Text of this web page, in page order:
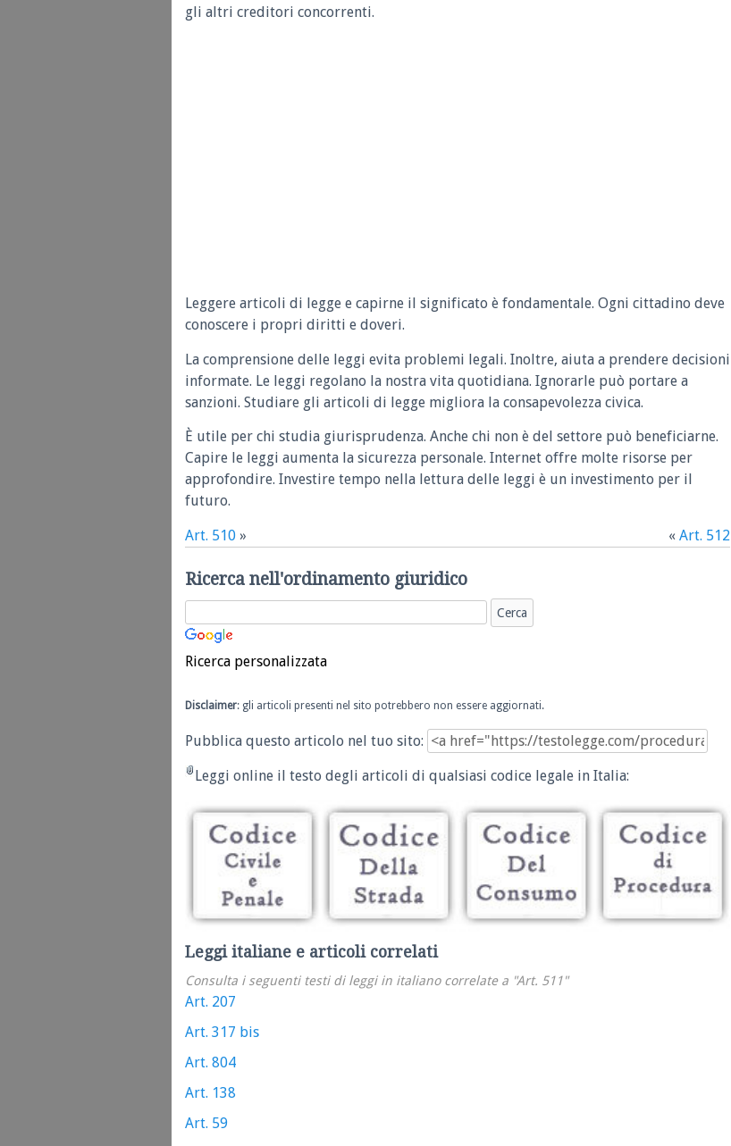
gli altri creditori concorrenti.
Leggere articoli di legge e capirne il significato è fondamentale. Ogni cittadino deve
conoscere i propri diritti e doveri.
La comprensione delle leggi evita problemi legali. Inoltre, aiuta a prendere decisioni
informate. Le leggi regolano la nostra vita quotidiana. Ignorarle può portare a
sanzioni. Studiare gli articoli di legge migliora la consapevolezza civica.
È utile per chi studia giurisprudenza. Anche chi non è del settore può beneficiarne.
Capire le leggi aumenta la sicurezza personale. Internet offre molte risorse per
approfondire. Investire tempo nella lettura delle leggi è un investimento per il
futuro.
Art. 510 » « Art. 512
Ricerca nell'ordinamento giuridico
Ricerca personalizzata
Disclaimer: gli articoli presenti nel sito potrebbero non essere aggiornati.
Pubblica questo articolo nel tuo sito:
Leggi online il testo degli articoli di qualsiasi codice legale in Italia:
Leggi italiane e articoli correlati
Consulta i seguenti testi di leggi in italiano correlate a "Art. 511"
Art. 207
Art. 317 bis
Art. 804
Art. 138
Art. 59